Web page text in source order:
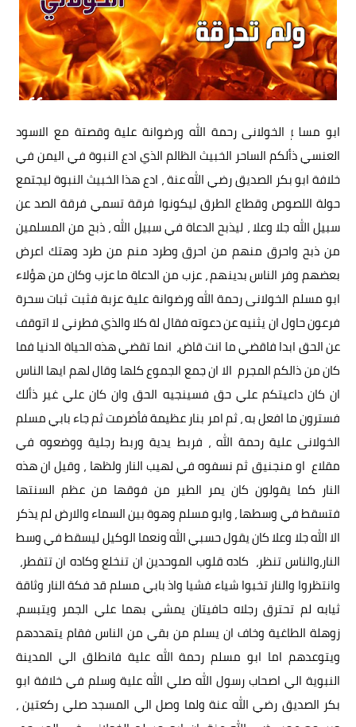
ابو مسلم الخولانى رحمة الله ورضوانة علية وقصتة مع الاسود
العنسي ذألكم الساحر الخبيث الظالم الذي ادع النبوة في اليمن في
خلافة ابو بكر الصديق رضي الله عنة ، ادع هذا الخبيث النبوة ليجتمع
حولة اللصوص وقطاع الطرق ليكونوا فرقة تسمي فرقة الصد عن
سبيل الله جلا وعلا ، ليذبح الدعاة في سبيل الله ، ذبح من المسلمين
من ذبح واحرق منهم من احرق وطرد منم من طرد وهتك اعرض
بعضهم وفر الناس بدينهم ، عزب من الدعاة ما عزب وكان من هؤلاء
ابو مسلم الخولانى رحمة الله ورضوانة علية عزبة فثبت ثبات سحرة
فرعون حاول ان يثنيه عن دعوته فقال لة كلا والذي فطرني لا اتوقف
عن الحق ابدا فاقضي ما انت قاض، انما تقضي هذه الحياة الدنيا فما
كان من ذالكم المجرم الا ان جمع الجموع كلها وقال لهم ايها الناس
ان كان داعيتكم علي حق فسينجيه الحق وان كان علي غير ذألك
فسترون ما افعل به ، ثم امر بنار عظيمة فأضرمت ثم جاء بابي مسلم
الخولانى علية رحمة الله ، فربط يدية وربط رجلية ووضعوه في
مقلاع او منجنيق ثم نسفوه في لهيب النار ولظها ، وقيل ان هذه
النار كما يقولون كان يمر الطير من فوقها من عظم السنتها
فتسقط في وسطها ، وابو مسلم وهوة بين السماء والارض لم يذكر
الا الله جلا وعلا كان يقول حسبي الله ونعما الوكيل ليسقط في وسط
النار،والناس تنظر، كاده قلوب الموحدين ان تنخلع وكاده ان تتفطر،
وانتظروا والنار تخبوا شياء فشيا واذ بابي مسلم قد فكة النار وثاقة
ثيابه لم تحترق رجلاه حافيتان يمشي بهما علي الجمر ويتبسم،
زوهلة الطاغية وخاف ان يسلم من بقي من الناس فقام يتهددهم
ويتوعدهم اما ابو مسلم رحمة الله علية فانطلق الي المدينة
النبوية الي اصحاب رسول الله صلي الله علية وسلم في خلافة ابو
بكر الصديق رضي الله عنة ولما وصل الي المسجد صلي ركعتين ،